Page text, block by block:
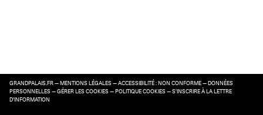
GRANDPALAIS.FR — MENTIONS LÉGALES — ACCESSIBILITÉ : NON CONFORME — DONNÉES
PERSONNELLES — GÉRER LES COOKIES — POLITIQUE COOKIES — S’INSCRIRE À LA LETTRE
D’INFORMATION